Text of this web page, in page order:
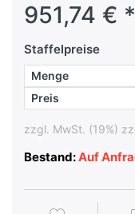
951,74 € *
Staffelpreise
Menge
Preis
zzgl. MwSt. (19%)
Bestand:Auf